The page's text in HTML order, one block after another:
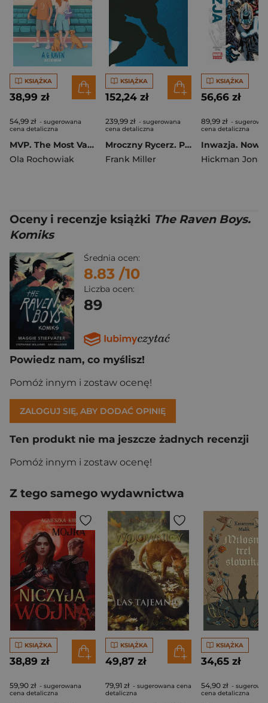
KSIĄŻKA
38,99 zł
54,99 zł - sugerowana
cena detaliczna
MVP. The Most Valuable Person
Ola Rochowiak
KSIĄŻKA
152,24 zł
239,99 zł - sugerowana
cena detaliczna
Mroczny Rycerz. Powrót Mrocznego Rycerza. DC Limited
Frank Miller
KSIĄŻKA
56,66 zł
89,99 zł -
cena detaliczna
Oceny i recenzje książki The Raven Boys.
Komiks
Średnia ocen:
8.83 /10
Liczba ocen:
89
Powiedz nam, co myślisz!
Pomóż innym i zostaw ocenę!
ZALOGUJ SIĘ, ABY DODAĆ OPINIĘ
Ten produkt nie ma jeszcze żadnych recenzji
Pomóż innym i zostaw ocenę!
Z tego samego wydawnictwa
KSIĄŻKA
38,89 zł
59,90 zł - sugerowana
cena detaliczna
KSIĄŻKA
49,87 zł
79,91 zł - sugerowana cena
detaliczna
KSIĄŻKA
34,65 zł
54,90 zł -
cena detaliczna